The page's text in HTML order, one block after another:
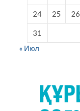
24 25 26
31
« Июл